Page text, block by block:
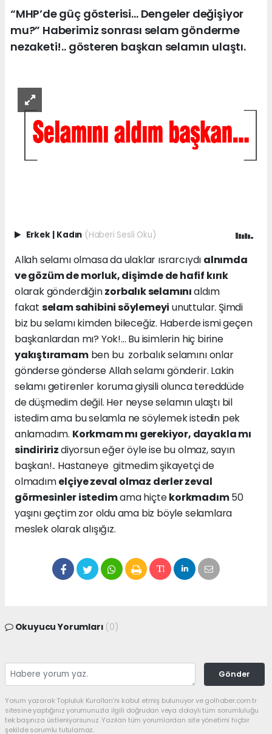
“MHP’de güç gösterisi… Dengeler değişiyor
mu?” Haberimiz sonrası selam gönderme
nezaketi!.. gösteren başkan selamın ulaştı.
Erkek | Kadın (Haberi Sesli Oku)
Allah selamı olmasa da ulaklar ısrarcıydı alnımda
ve gözüm de morluk, dişimde de hafif kırık
olarak gönderdiğinzorbalık selamınıaldım
fakat selam sahibini söylemeyi unuttular. Şimdi
biz bu selamı kimden bileceğiz. Haberde ismi geçen
başkanlardan mı? Yok!... Bu isimlerin hiç birine
yakıştıramamben bu zorbalık selamını onlar
gönderse gönderse Allah selamı gönderir. Lakin
selamı getirenler koruma giysili olunca tereddüde
de düşmedim değil. Her neyse selamın ulaştı bil
istedim ama bu selamla ne söylemek istedin pek
anlamadım. Korkmam mı gerekiyor, dayakla mı
sindiririzdiyorsun eğer öyle ise bu olmaz, sayın
başkan!.. Hastaneye gitmedim şikayetçi de
olmadımelçiye zeval olmaz derler zeval
görmesinler istedimama hiçtekorkmadım50
yaşını geçtim zor oldu ama biz böyle selamlara
meslek olarak alışığız.
Okuyucu Yorumları (0)
Gönder
Yorum yazarak Topluluk Kuralları’nı kabul etmiş bulunuyor ve golhaber.com.tr
sitesine yaptığınız yorumunuzla ilgili doğrudan veya dolaylı tüm sorumluluğu
tek başınıza üstleniyorsunuz. Yazılan tüm yorumlardan site yönetimi hiçbir
şekilde sorumlu tutulamaz.